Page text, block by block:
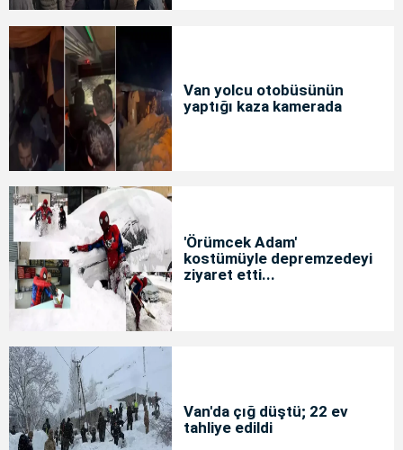
Van yolcu otobüsünün
yaptığı kaza kamerada
'Örümcek Adam'
kostümüyle depremzedeyi
ziyaret etti...
Van'da çığ düştü; 22 ev
tahliye edildi